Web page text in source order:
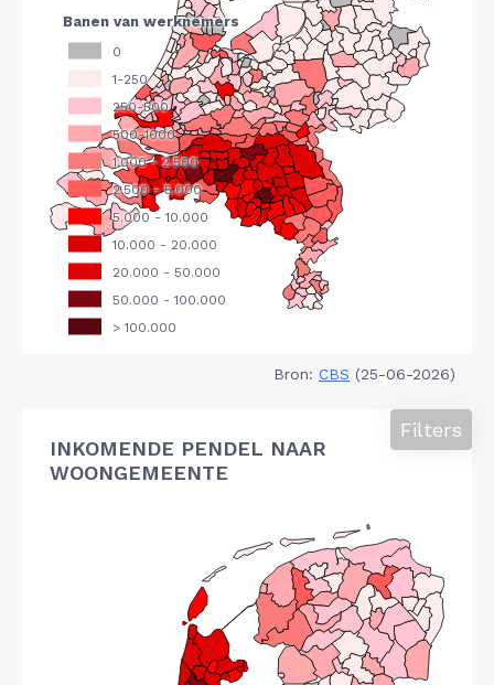
Bron: CBS (25-06-2026)
INKOMENDE PENDEL NAAR
WOONGEMEENTE
Filters